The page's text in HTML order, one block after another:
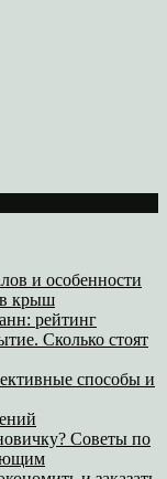
и особенности
крыш
рейтинг
Сколько стоят
способы и
Советы по